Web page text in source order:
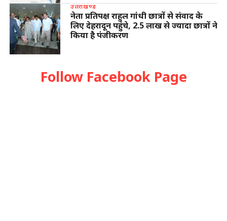
उत्तराखण्ड
नेता प्रतिपक्ष राहुल गांधी छात्रों से संवाद के
लिए देहरादून पहुंचे, 2.5 लाख से ज्यादा छात्रों ने
किया है पंजीकरण
Follow Facebook Page